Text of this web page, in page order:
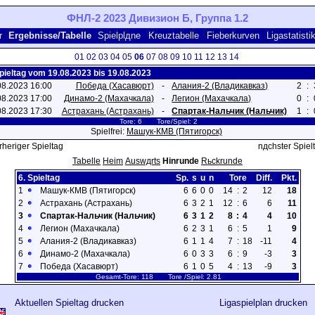
ФНЛ-2 2023 Дивизион Б, Группа 1.2
Ergebnisse/Tabelle Spielplдne Kreuztabelle Fieberkurven Ligastatistik
01 02 03 04 05 06 07 08 09 10 11 12 13 14
vom 19.08.2023 bis 19.08.2023
16:00
Победа (Хасавюрт) - Алания-2 (Владикавказ) 2 :
17:00
Динамо-2 (Махачкала) - Легион (Махачкала) 0 :
17:30
Астрахань (Астрахань) - Спартак-Нальчик (Нальчик) 1 :
Tore: 6 Tore/Spiel: 2
Spielfrei: Машук-КМВ (Пятигорск)
Spieltag
nдchster
Tabelle Heim Auswдrts Hinrunde Rьckrunde
6. Spieltag
Sp. s u n Tore Diff.
Pkt.
1
Машук-КМВ (Пятигорск) 6 6 0 0 14 : 2 12
18
2
Астрахань (Астрахань) 6 3 2 1 12 : 6 6
11
3
Спартак-Нальчик (Нальчик) 6 3 1 2 8 : 4 4
10
4
Легион (Махачкала) 6 2 3 1 6 : 5 1
9
5
Алания-2 (Владикавказ) 6 1 1 4 7 : 18 -11
4
6
Динамо-2 (Махачкала) 6 0 3 3 6 : 9 -3
3
7
Победа (Хасавюрт) 6 1 0 5 4 : 13 -9 3
Gesamt-Tore: 118 Tore /Spiel: 2.81
Aktuellen Spieltag drucken Ligaspielplan drucken